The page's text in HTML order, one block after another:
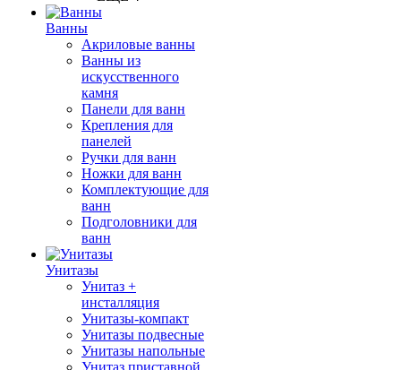
Ванны
Акриловые ванны
Ванны из
искусственного
камня
Панели для ванн
Крепления для
панелей
Ручки для ванн
Ножки для ванн
Комплектующие для
ванн
Подголовники для
ванн
Унитазы
Унитаз +
инсталляция
Унитазы-компакт
Унитазы подвесные
Унитазы напольные
Унитаз приставной